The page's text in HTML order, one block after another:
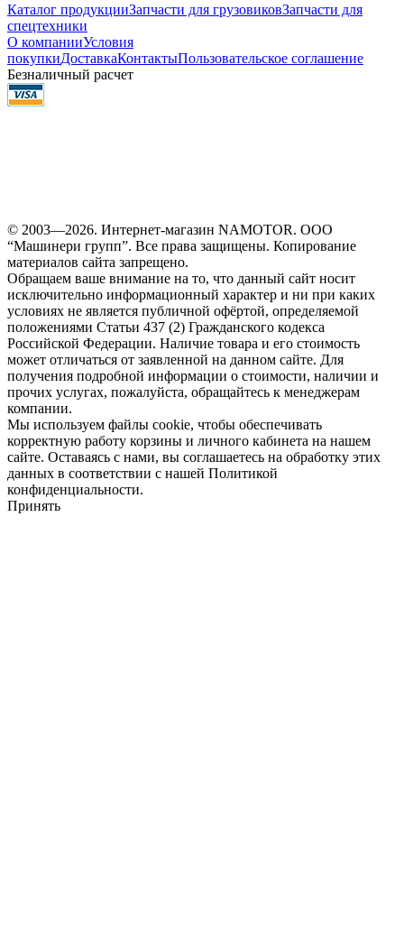
Каталог продукцииЗапчасти для грузовиковЗапчасти для
спецтехники
О компанииУсловия
покупкиДоставкаКонтактыПользовательское соглашение
Безналичный расчет
© 2003—2026. Интернет-магазин NAMOTOR. ООО
“Машинери групп”. Все права защищены. Копирование
материалов сайта запрещено.
Обращаем ваше внимание на то, что данный сайт носит
исключительно информационный характер и ни при каких
условиях не является публичной офёртой, определяемой
положениями Статьи 437 (2) Гражданского кодекса
Российской Федерации. Наличие товара и его стоимость
может отличаться от заявленной на данном сайте. Для
получения подробной информации о стоимости, наличии и
прочих услугах, пожалуйста, обращайтесь к менеджерам
компании.
Мы используем файлы cookie, чтобы обеспечивать
корректную работу корзины и личного кабинета на нашем
сайте. Оставаясь с нами, вы соглашаетесь на обработку этих
данных в соответствии с нашей Политикой
конфиденциальности.
Принять